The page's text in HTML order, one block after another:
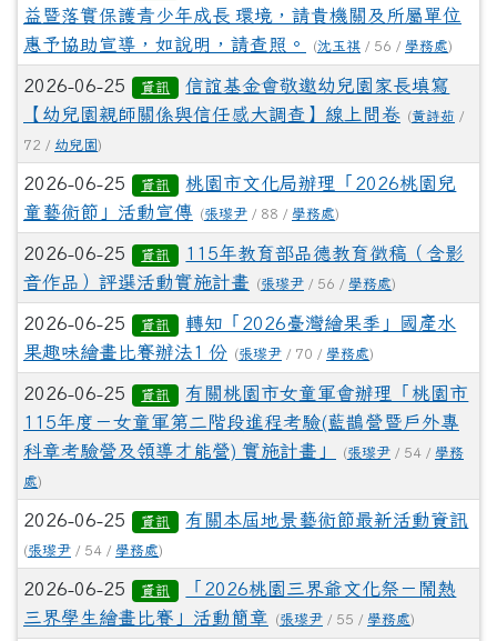
益暨落實保護青少年成長 環境，請貴機關及所屬單位
惠予協助宣導，如說明，請查照。
(沈玉祺 / 56 / 學務處)
2026-06-25 資訊
信誼基金會敬邀幼兒園家長填寫
【幼兒園親師關係與信任感大調查】線上問卷 (黃詩茹 /
72 / 幼兒園)
2026-06-25 資訊
桃園市文化局辦理「2026桃園兒
童藝術節」活動宣傳
(張瓈尹 / 88 / 學務處)
2026-06-25 資訊
115年教育部品德教育徵稿（含影
音作品）評選活動實施計畫
(張瓈尹 / 56 / 學務處)
2026-06-25 資訊
轉知「2026臺灣繪果季」國產水
果趣味繪畫比賽辦法1 份 (張瓈尹 / 70 / 學務處)
2026-06-25 資訊
有關桃園市女童軍會辦理「桃園市
115年度－女童軍第二階段進程考驗(藍鵲營暨戶外專
科章考驗營及領導才能營) 實施計畫」
(張瓈尹 / 54 / 學務
處)
2026-06-25 資訊 有關本屆地景藝術節最新活動資訊
(張瓈尹 / 54 / 學務處)
2026-06-25 資訊
「2026桃園三界爺文化祭－鬧熱
三界學生繪畫比賽」活動簡章
(張瓈尹 / 55 / 學務處)